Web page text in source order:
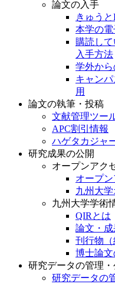
論文の入手
きゅうと
本学の
購読し
入手方法
学外か
キャン
用
論文の執筆・投稿
文献管理ツー
APC割引情報
ハゲタカジャ
研究成果の公開
オープンアク
オープ
九州大
九州大学学術
QIRとは
論文・
刊行物
博士論
研究データの管理・
研究データの